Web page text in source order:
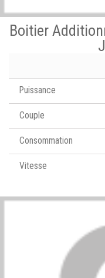
Boitier
Puissance
Couple
Consommation
Vitesse